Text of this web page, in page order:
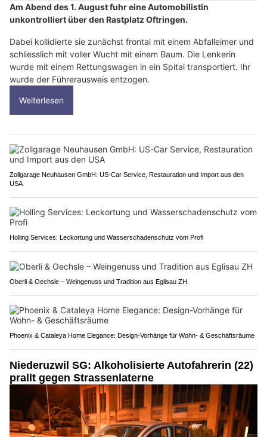
Am Abend des 1. August fuhr eine Automobilistin
unkontrolliert über den Rastplatz Oftringen.
Dabei kollidierte sie zunächst frontal mit einem Abfalleimer und
schliesslich mit voller Wucht mit einem Baum. Die Lenkerin
wurde mit einem Rettungswagen in ein Spital transportiert. Ihr
wurde der Führerausweis entzogen.
Weiterlesen
Zollgarage Neuhausen GmbH: US-Car Service, Restauration und Import aus den
USA
Holling Services: Leckortung und Wasserschadenschutz vom Profi
Oberli & Oechsle – Weingenuss und Tradition aus Eglisau ZH
Phoenix & Cataleya Home Elegance: Design-Vorhänge für Wohn- & Geschäftsräume
Niederuzwil SG: Alkoholisierte Autofahrerin (22)
prallt gegen Strassenlaterne